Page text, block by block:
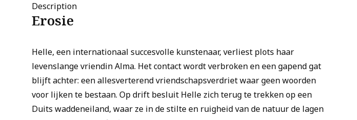
Description
Erosie
Helle, een internationaal succesvolle kunstenaar, verliest plots haar
levenslange vriendin Alma. Het contact wordt verbroken en een gapend gat
blijft achter: een allesverterend vriendschapsverdriet waar geen woorden
voor lijken te bestaan. Op drift besluit Helle zich terug te trekken op een
Duits waddeneiland, waar ze in de stilte en ruigheid van de natuur de lagen